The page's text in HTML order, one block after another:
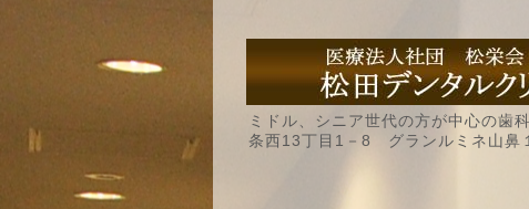
ミドル、シニア世代の方が中心の歯
条西13丁目1－8 グランルミネ山鼻